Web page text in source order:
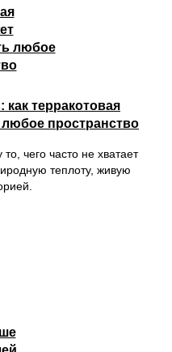
терракотовая
пространство
чего часто не хватает
теплоту, живую